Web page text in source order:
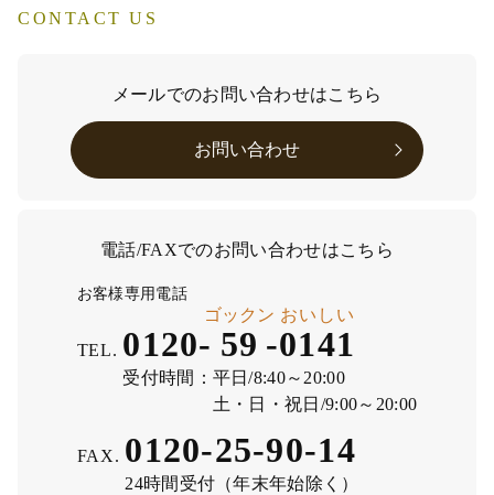
CONTACT US
メールでのお問い合わせはこちら
お問い合わせ
電話/FAXでのお問い合わせはこちら
お客様専用電話
TEL. 0120- 59
ゴックン
-0141
おいしい
受付時間： 平日/8:40～20:00
土・日・祝日/9:00～20:00
FAX. 0120-25-90-14
24時間受付（年末年始除く）